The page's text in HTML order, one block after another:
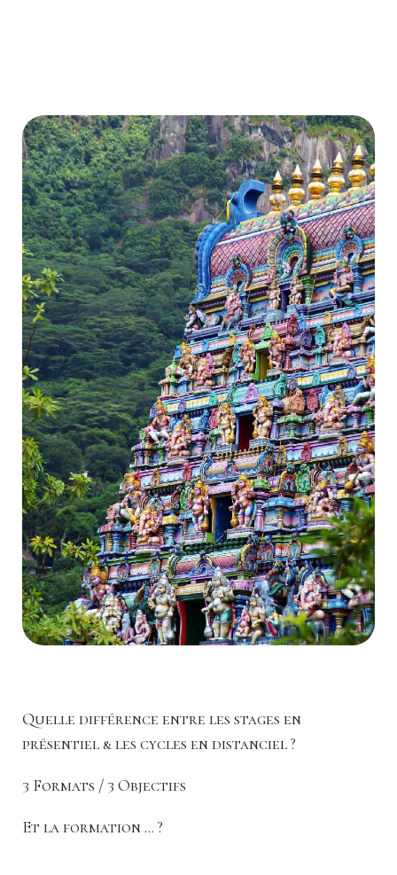
Quelle différence entre les stages en
présentiel & les cycles en distanciel ?
3 Formats / 3 Objectifs
Et la formation ... ?